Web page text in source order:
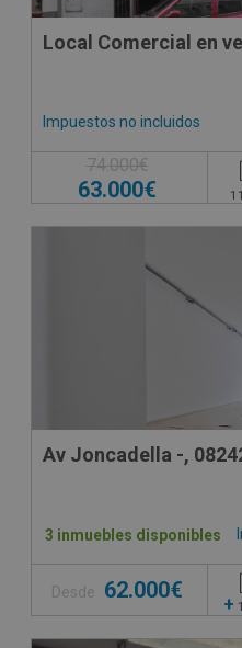
Local Comercial en
Impuestos no incluidos
74.000€
63.000€
Av Joncadella -,
3 inmuebles disponibles
Desde 62.000€
+